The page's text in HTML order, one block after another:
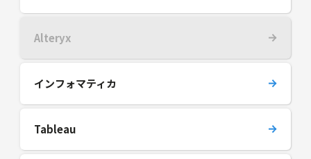
Alteryx
インフォマティカ
Tableau